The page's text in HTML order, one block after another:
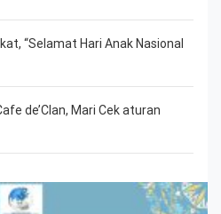
“Selamat Hari Anak Nasional
de’Clan, Mari Cek aturan